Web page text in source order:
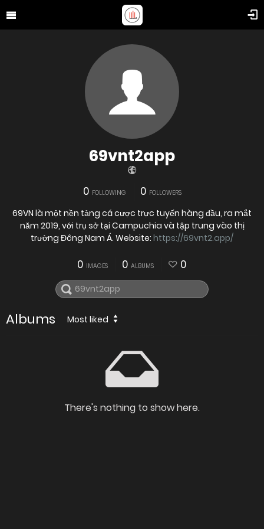
69vnt2app
0 FOLLOWING 0 FOLLOWERS
69VN là một nền tảng cá cược trực tuyến hàng đầu, ra mắt
năm 2019, với trụ sở tại Campuchia và tập trung vào thị
trường Đông Nam Á. Website: https://69vnt2.app/
0 IMAGES 0 ALBUMS 0
Albums Most liked
There's nothing to show here.